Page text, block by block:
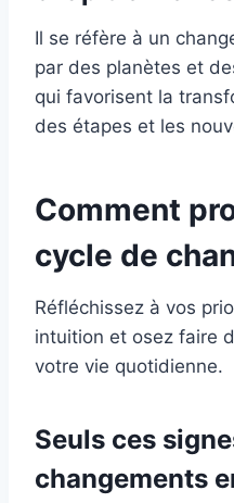
Il se réfère à un
par des planètes et
qui favorisent la
des étapes et les
Comment
cycle de
Réfléchissez à vos
intuition et osez faire
votre vie quotidienne.
Seuls ces
changements